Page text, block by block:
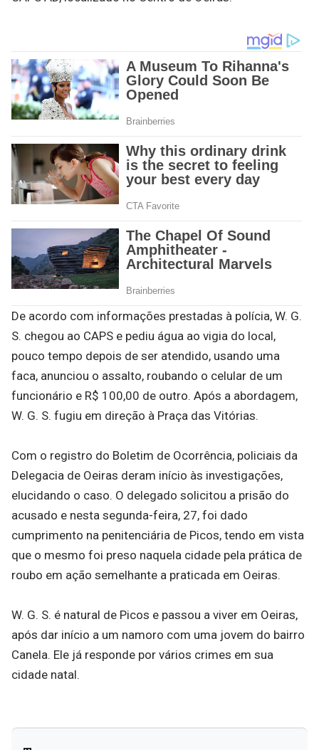
De acordo com informações prestadas à polícia, W. G.
S. chegou ao CAPS e pediu água ao vigia do local,
pouco tempo depois de ser atendido, usando uma
faca, anunciou o assalto, roubando o celular de um
funcionário e R$ 100,00 de outro. Após a abordagem,
W. G. S. fugiu em direção à Praça das Vitórias.
Com o registro do Boletim de Ocorrência, policiais da
Delegacia de Oeiras deram início às investigações,
elucidando o caso. O delegado solicitou a prisão do
acusado e nesta segunda-feira, 27, foi dado
cumprimento na penitenciária de Picos, tendo em vista
que o mesmo foi preso naquela cidade pela prática de
roubo em ação semelhante a praticada em Oeiras.
W. G. S. é natural de Picos e passou a viver em Oeiras,
após dar início a um namoro com uma jovem do bairro
Canela. Ele já responde por vários crimes em sua
cidade natal.